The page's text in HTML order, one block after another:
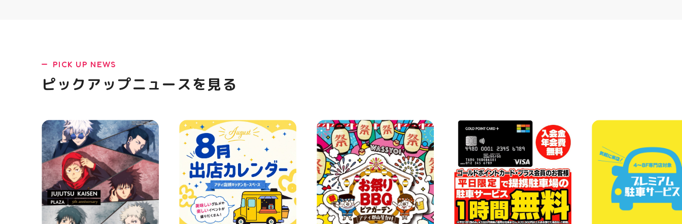
ニングシューズの最新作になり
ます！ ・ 気になる方は是非、
でお待ちしております
(⁠◍⁠•⁠ᴗ⁠•⁠◍⁠)⁠ ・ #ゼビオ #アティ
郡山 #福島美少女図鑑 #照山楓
香 #ASICS
ぶらBBQ #お盆 #夏休み #郡山
ランチ #郡山ディナー #家族で
おでかけ #夏の思い出 #BBQ
PICK UP NEWS
ピックアップニュースを見る